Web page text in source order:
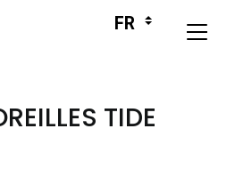
TIDE